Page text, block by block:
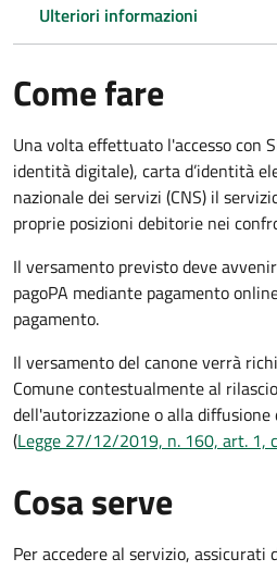
Ulteriori informazioni
Come fare
Una volta effettuato l'accesso con
identità digitale), carta d’identità
nazionale dei servizi (CNS) il
proprie posizioni debitorie nei
Il versamento previsto deve
pagoPA mediante pagamento
pagamento.
Il versamento del canone verrà
Comune contestualmente al
dell'autorizzazione o alla
(Legge 27/12/2019, n. 160, art. 1,
Cosa serve
Per accedere al servizio, assicurati